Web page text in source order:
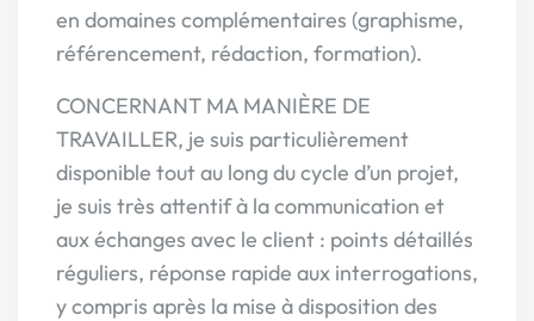
en domaines complémentaires (graphisme,
référencement, rédaction, formation).
CONCERNANT MA MANIÈRE DE
TRAVAILLER, je suis particulièrement
disponible tout au long du cycle d’un projet,
je suis très attentif à la communication et
aux échanges avec le client : points détaillés
réguliers, réponse rapide aux interrogations,
y compris après la mise à disposition des